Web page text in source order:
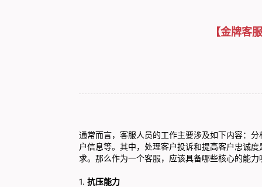
【金牌客
通常而言，客服人员的工作主要涉及如下内容：
户信息等。其中，处理客户投诉和提高客户忠诚
求。那么作为一个客服，应该具备哪些核心的能力
1. 抗压能力